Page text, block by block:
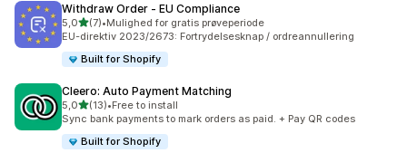
Withdraw Order ‑ EU Compliance
5,0ud af 5 stjerner
(7)
7 anmeldelser i alt
•Mulighed for gratis prøveperiode
EU-direktiv 2023/2673: Fortrydelsesknap / ordreannullering
Built for Shopify
Cleero: Auto Payment Matching
5,0ud af 5 stjerner
(13)
13 anmeldelser i alt
•Free to install
Sync bank payments to mark orders as paid. + Pay QR codes
Built for Shopify